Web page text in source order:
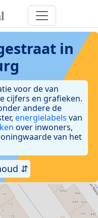
in
voor de van
cijfers en grafieken.
andere de
energielabels van
over inwoners,
van het
⇵